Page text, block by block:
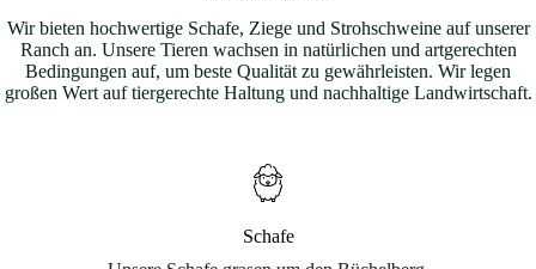
Wir bieten hochwertige Schafe, Ziege und Strohschweine auf unserer
Ranch an. Unsere Tieren wachsen in natürlichen und artgerechten
Bedingungen auf, um beste Qualität zu gewährleisten. Wir legen
großen Wert auf tiergerechte Haltung und nachhaltige Landwirtschaft.
Schafe